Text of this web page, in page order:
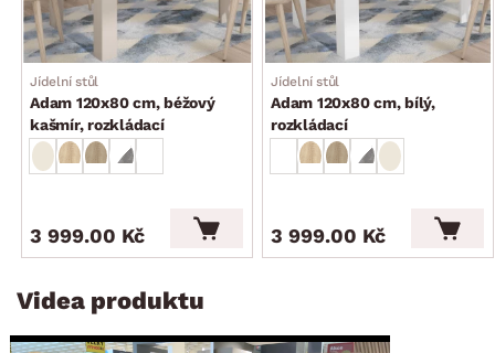
Jídelní stůl
Adam 120x80 cm, béžový
kašmír, rozkládací
3 999.00 Kč
Jídelní stůl
Adam 120x80 cm, bílý,
rozkládací
3 999.00 Kč
Videa produktu